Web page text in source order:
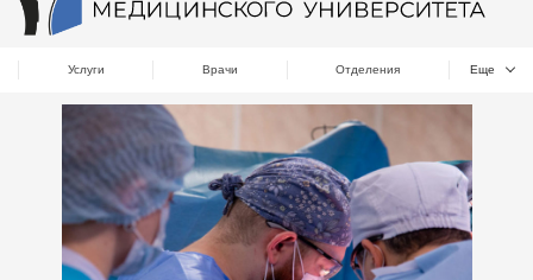
Услуги Врачи Отделения Еще